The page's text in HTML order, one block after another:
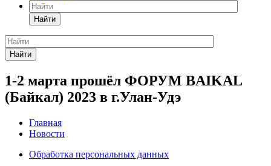
Найти
Найти
1-2 марта прошёл ФОРУМ BAIKAL
(Байкал) 2023 в г.Улан-Удэ
Главная
Новости
Обработка персональных данных